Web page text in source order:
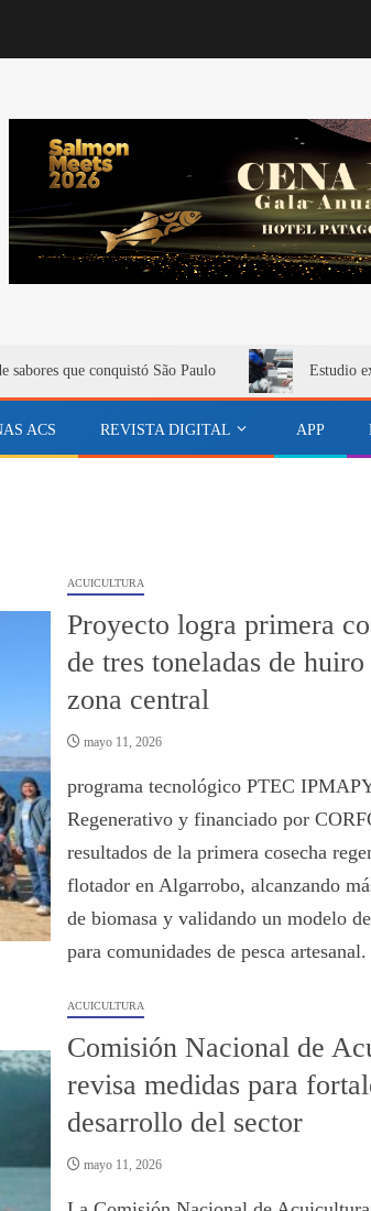
sabores que conquistó São Paulo Estudio
ACS REVISTA DIGITAL APP
ACUICULTURA
Proyecto logra primera
de tres toneladas de
zona central
mayo 11, 2026
programa tecnológico PTEC
Regenerativo y financiado por
resultados de la primera cosecha
flotador en Algarrobo, alcanzando
de biomasa y validando un modelo
para comunidades de pesca artesanal.
ACUICULTURA
Comisión Nacional de
revisa medidas para
desarrollo del sector
mayo 11, 2026